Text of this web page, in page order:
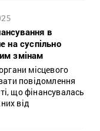
в
на суспільно
змінам
місцевого
повідомлення
що фінансувалась
від